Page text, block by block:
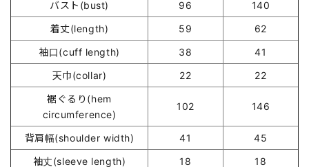
バスト(bust)
96
140
着丈(length)
59
62
袖口(cuff length)
38
41
天巾(collar)
22
22
裾ぐるり(hem
circumference)
102 146
背肩幅(shoulder width) 41
45
袖丈(sleeve length)
18 18